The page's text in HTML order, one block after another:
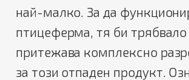
най-малко. За да
птицеферма, тя би трябвало
притежава комплексно
за този отпаден продукт.